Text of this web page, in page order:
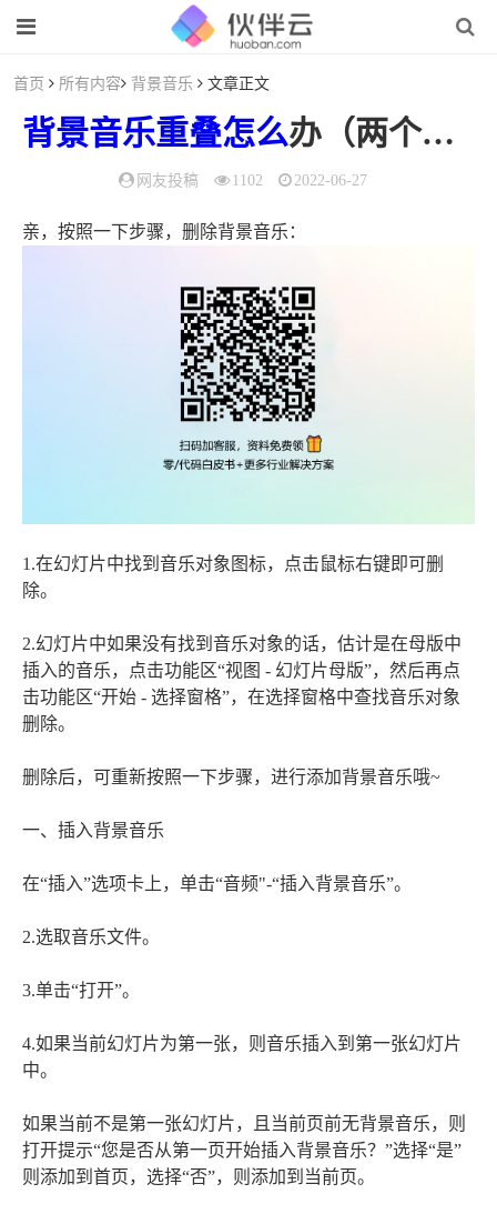
首页 所有内容 背景音乐 文章正文
背景音乐重叠怎么办（两个音乐重叠在一起）
网友投稿 1102 2022-06-27
亲，按照一下步骤，删除背景音乐：
1.在幻灯片中找到音乐对象图标，点击鼠标右键即可删
除。
2.幻灯片中如果没有找到音乐对象的话，估计是在母版中
插入的音乐，点击功能区“视图 - 幻灯片母版”，然后再点
击功能区“开始 - 选择窗格”，在选择窗格中查找音乐对象
删除。
删除后，可重新按照一下步骤，进行添加背景音乐哦~
一、插入背景音乐
在“插入”选项卡上，单击“音频"-“插入背景音乐”。
2.选取音乐文件。
3.单击“打开”。
4.如果当前幻灯片为第一张，则音乐插入到第一张幻灯片
中。
如果当前不是第一张幻灯片，且当前页前无背景音乐，则
打开提示“您是否从第一页开始插入背景音乐？”选择“是”
则添加到首页，选择“否”，则添加到当前页。